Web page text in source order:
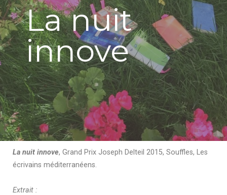
La nuit
innove
La nuit innove, Grand Prix Joseph Delteil 2015, Souffles, Les
écrivains méditerranéens.
Extrait :